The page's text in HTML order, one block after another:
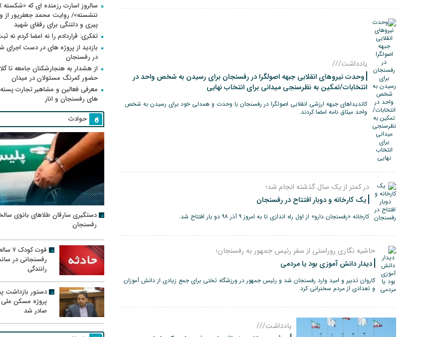
یادداشت///
وحدت نیروهای انقلابی جبهه اصولگرا در رفسنجان برای رسیدن به شخص واحد در
انتخابات/تمکین به نظرسنجی میدانی برای انتخاب نهایی
کاندیداهای جبهه ارزشی انقلابی اصولگرا در رفسنجان با وحدت و همدلی خود برای رسیدن به شخص
واحد میثاق نامه امضا کردند.
در کمتر از یک سال گذشته انجام شد؛
یک کارخانه و دوبار افتتاح در رفسنجان
کارخانه «رفسنجان دارو» از اول راه اندازی تا به امروز ۹ آذر ۹۸ دو بار افتتاح شد.
حاشیه نگاری روراستی از سفر رئیس جمهور به رفسنجان؛
دیدار دانش آموزی بود یا مردمی
کاروان تدبیر و امید وارد رفسنجان شد و رئیس جمهور در ورزشگاه تختی برای جمع زیادی از دانش آموزان
و تعدادی از مردم سخنرانی کرد.
یادداشت///
سالروز اسارت رزمنده ای که «شکسته
پیری و دلتنگی برای رفقای شهید
تفکری: قراردادم را نه امضا کردم نه
بازدید از پروژه های در دست
در رفسنجان
از هشدار به هنجارشکنان جامعه تا
حضور کمرنگ مسئولان در میدان
معرفی فعالین و مشاهیر تجارت
های رفسنجان و انار
حوادث
دستگیری سارقان طلاهای بانوی
رفسنجان
فوت کودک ۷ ساله
رفسنجانی در
رانندگی
دستور بازداشت
پروژه مسکن
صادر شد